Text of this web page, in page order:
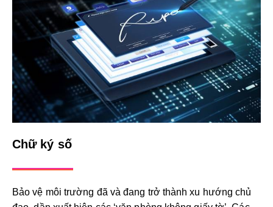
Chữ ký số
Bảo vệ môi trường đã và đang trở thành xu hướng chủ